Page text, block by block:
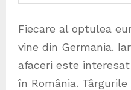
Fiecare al optulea
vine din Germania.
afaceri este
în România.